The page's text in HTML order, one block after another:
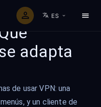
ES
adapta
de usar VPN: una
y un cliente de